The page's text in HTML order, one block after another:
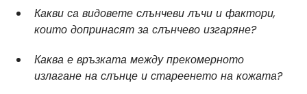
Какви са видовете слънчеви лъчи и фактори,
които допринасят за слънчево изгаряне?
Каква е връзката между прекомерното
излагане на слънце и стареенето на кожата?